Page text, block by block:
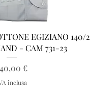
rapida EGIZIANO 140/2
- CAM 731-23
€
inclusa